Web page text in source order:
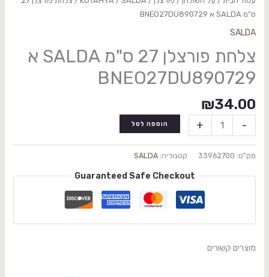
ס"מ SALDA א BNEO27DU890729
SALDA
צלחת פורצלן 27 ס"מ SALDA א
BNEO27DU890729
₪34.00
-
+ הוספה לסל
מק"ט: 33962700 קטגוריה: SALDA
Guaranteed Safe Checkout
מוצרים קשורים